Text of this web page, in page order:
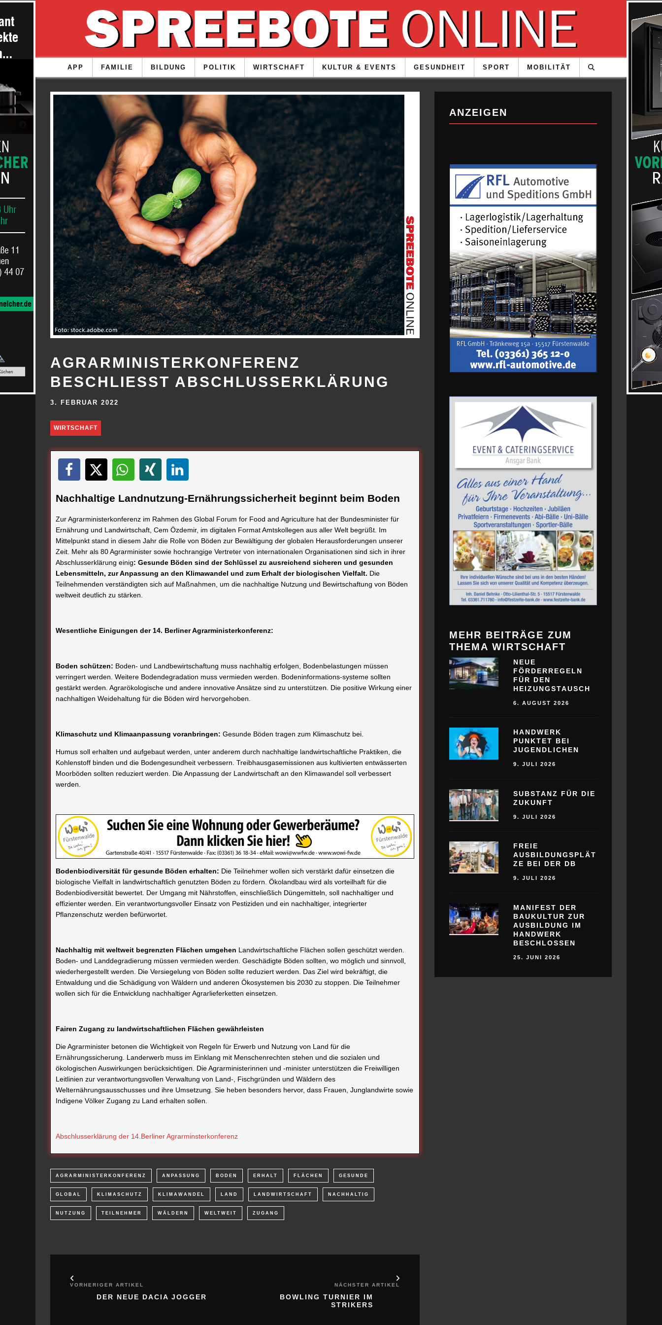
APP FAMILIE BILDUNG POLITIK WIRTSCHAFT KULTUR & EVENTS GESUNDHEIT SPORT MOBILITÄT
AGRARMINISTERKONFERENZ
BESCHLIESST ABSCHLUSSERKLÄRUNG
3. FEBRUAR 2022
WIRTSCHAFT
Nachhaltige Landnutzung-Ernährungssicherheit beginnt beim Boden
Zur Agrarministerkonferenz im Rahmen des Global Forum for Food and Agriculture hat der Bundesminister für
Ernährung und Landwirtschaft, Cem Özdemir, im digitalen Format Amtskollegen aus aller Welt begrüßt. Im
Mittelpunkt stand in diesem Jahr die Rolle von Böden zur Bewältigung der globalen Herausforderungen unserer
Zeit. Mehr als 80 Agrarminister sowie hochrangige Vertreter von internationalen Organisationen sind sich in ihrer
Abschlusserklärung einig: Gesunde Böden sind der Schlüssel zu ausreichend sicheren und gesunden
Lebensmitteln, zur Anpassung an den Klimawandel und zum Erhalt der biologischen Vielfalt. Die
Teilnehmenden verständigten sich auf Maßnahmen, um die nachhaltige Nutzung und Bewirtschaftung von Böden
weltweit deutlich zu stärken.
Wesentliche Einigungen der 14. Berliner Agrarministerkonferenz:
Boden schützen: Boden- und Landbewirtschaftung muss nachhaltig erfolgen, Bodenbelastungen müssen
verringert werden. Weitere Bodendegradation muss vermieden werden. Bodeninformations-systeme sollten
gestärkt werden. Agrarökologische und andere innovative Ansätze sind zu unterstützen. Die positive Wirkung einer
nachhaltigen Weidehaltung für die Böden wird hervorgehoben.
Klimaschutz und Klimaanpassung voranbringen: Gesunde Böden tragen zum Klimaschutz bei.
Humus soll erhalten und aufgebaut werden, unter anderem durch nachhaltige landwirtschaftliche Praktiken, die
Kohlenstoff binden und die Bodengesundheit verbessern. Treibhausgasemissionen aus kultivierten entwässerten
Moorböden sollten reduziert werden. Die Anpassung der Landwirtschaft an den Klimawandel soll verbessert
werden.
Bodenbiodiversität für gesunde Böden erhalten: Die Teilnehmer wollen sich verstärkt dafür einsetzen die
biologische Vielfalt in landwirtschaftlich genutzten Böden zu fördern. Ökolandbau wird als vorteilhaft für die
Bodenbiodiversität bewertet. Der Umgang mit Nährstoffen, einschließlich Düngemitteln, soll nachhaltiger und
effizienter werden. Ein verantwortungsvoller Einsatz von Pestiziden und ein nachhaltiger, integrierter
Pflanzenschutz werden befürwortet.
Nachhaltig mit weltweit begrenzten Flächen umgehen Landwirtschaftliche Flächen sollen geschützt werden.
Boden- und Landdegradierung müssen vermieden werden. Geschädigte Böden sollten, wo möglich und sinnvoll,
wiederhergestellt werden. Die Versiegelung von Böden sollte reduziert werden. Das Ziel wird bekräftigt, die
Entwaldung und die Schädigung von Wäldern und anderen Ökosystemen bis 2030 zu stoppen. Die Teilnehmer
wollen sich für die Entwicklung nachhaltiger Agrarlieferketten einsetzen.
Fairen Zugang zu landwirtschaftlichen Flächen gewährleisten
Die Agrarminister betonen die Wichtigkeit von Regeln für Erwerb und Nutzung von Land für die
Ernährungssicherung. Landerwerb muss im Einklang mit Menschenrechten stehen und die sozialen und
ökologischen Auswirkungen berücksichtigen. Die Agrarministerinnen und -minister unterstützen die Freiwilligen
Leitlinien zur verantwortungsvollen Verwaltung von Land-, Fischgründen und Wäldern des
Welternährungsausschusses und ihre Umsetzung. Sie heben besonders hervor, dass Frauen, Junglandwirte sowie
Indigene Völker Zugang zu Land erhalten sollen.
Abschlusserklärung der 14.Berliner Agrarminsterkonferenz
AGRARMINISTERKONFERENZ ANPASSUNG BODEN ERHALT FLÄCHEN GESUNDE
GLOBAL KLIMASCHUTZ KLIMAWANDEL LAND LANDWIRTSCHAFT NACHHALTIG
NUTZUNG TEILNEHMER WÄLDERN WELTWEIT ZUGANG
VORHERIGER ARTIKEL
DER NEUE DACIA JOGGER
NÄCHSTER ARTIKEL
BOWLING TURNIER IM
STRIKERS
ANZEIGEN
MEHR BEITRÄGE ZUM
THEMA WIRTSCHAFT
NEUE
FÖRDERREGELN
FÜR DEN
HEIZUNGSTAUSCH
6. AUGUST 2026
HANDWERK
PUNKTET BEI
JUGENDLICHEN
9. JULI 2026
SUBSTANZ FÜR DIE
ZUKUNFT
9. JULI 2026
FREIE
AUSBILDUNGSPLÄT
ZE BEI DER DB
9. JULI 2026
MANIFEST DER
BAUKULTUR ZUR
AUSBILDUNG IM
HANDWERK
BESCHLOSSEN
25. JUNI 2026